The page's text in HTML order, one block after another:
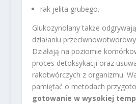
rak jelita grubego.
Glukozynolany także
działaniu
Działają na poziomie
proces detoksykacji oraz
rakotwórczych z organizmu.
pamiętać o metodach
gotowanie w wysokiej